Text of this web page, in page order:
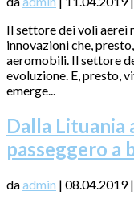
Il settore dei voli aerei
innovazioni che,
aeromobili. Il settore
evoluzione. E, presto,
emerge...
Dalla Lituania
passeggero a
daadmin | 08.04.2019|